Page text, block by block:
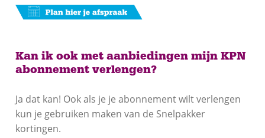
Kan ik ook met aanbiedingen mijn KPN
abonnement verlengen?
Ja dat kan! Ook als je je abonnement wilt verlengen
kun je gebruiken maken van de Snelpakker
kortingen.